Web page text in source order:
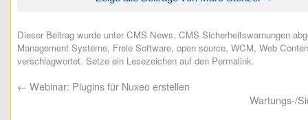
Dieser Beitrag wurde unterCMS News, CMS Sicherheitswarnungen
Management Systeme, Freie Software, open source, WCM, Web
verschlagwortet. Setze ein Lesezeichen auf den Permalink.
← Webinar: Plugins für Nuxeo erstellen
Wartungs-/